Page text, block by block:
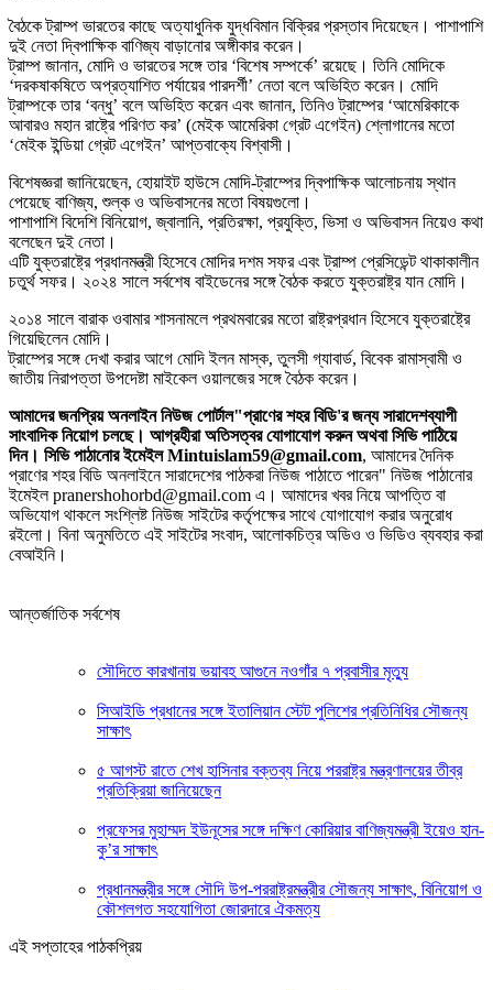
বৈঠকে ট্রাম্প ভারতের কাছে অত্যাধুনিক যুদ্ধবিমান বিক্রির প্রস্তাব দিয়েছেন। পাশাপাশি
দুই নেতা দ্বিপাক্ষিক বাণিজ্য বাড়ানোর অঙ্গীকার করেন।
ট্রাম্প জানান, মোদি ও ভারতের সঙ্গে তার ‘বিশেষ সম্পর্কে’ রয়েছে। তিনি মোদিকে
‘দরকষাকষিতে অপ্রত্যাশিত পর্যায়ের পারদর্শী’ নেতা বলে অভিহিত করেন। মোদি
ট্রাম্পকে তার ‘বন্ধু’ বলে অভিহিত করেন এবং জানান, তিনিও ট্রাম্পের ‘আমেরিকাকে
আবারও মহান রাষ্ট্রে পরিণত কর’ (মেইক আমেরিকা গ্রেট এগেইন) শ্লোগানের মতো
‘মেইক ইন্ডিয়া গ্রেট এগেইন’ আপ্তবাক্যে বিশ্বাসী।
বিশেষজ্ঞরা জানিয়েছেন, হোয়াইট হাউসে মোদি-ট্রাম্পের দ্বিপাক্ষিক আলোচনায় স্থান
পেয়েছে বাণিজ্য, শুল্ক ও অভিবাসনের মতো বিষয়গুলো।
পাশাপাশি বিদেশি বিনিয়োগ, জ্বালানি, প্রতিরক্ষা, প্রযুক্তি, ভিসা ও অভিবাসন নিয়েও কথা
বলেছেন দুই নেতা।
এটি যুক্তরাষ্ট্রে প্রধানমন্ত্রী হিসেবে মোদির দশম সফর এবং ট্রাম্প প্রেসিডেন্ট থাকাকালীন
চতুর্থ সফর। ২০২৪ সালে সর্বশেষ বাইডেনের সঙ্গে বৈঠক করতে যুক্তরাষ্ট্র যান মোদি।
২০১৪ সালে বারাক ওবামার শাসনামলে প্রথমবারের মতো রাষ্ট্রপ্রধান হিসেবে যুক্তরাষ্ট্রে
গিয়েছিলেন মোদি।
ট্রাম্পের সঙ্গে দেখা করার আগে মোদি ইলন মাস্ক, তুলসী গ্যাবার্ড, বিবেক রামাস্বামী ও
জাতীয় নিরাপত্তা উপদেষ্টা মাইকেল ওয়ালজের সঙ্গে বৈঠক করেন।
আমাদের জনপ্রিয় অনলাইন নিউজ পোর্টাল"প্রাণের শহর বিডি'র জন্য সারাদেশব্যাপী
সাংবাদিক নিয়োগ চলছে। আগ্রহীরা অতিসত্বর যোগাযোগ করুন অথবা সিভি পাঠিয়ে
দিন। সিভি পাঠানোর ইমেইল Mintuislam59@gmail.com, আমাদের দৈনিক
প্রাণের শহর বিডি অনলাইনে সারাদেশের পাঠকরা নিউজ পাঠাতে পারেন" নিউজ পাঠানোর
ইমেইল pranershohorbd@gmail.com এ। আমাদের খবর নিয়ে আপত্তি বা
অভিযোগ থাকলে সংশ্লিষ্ট নিউজ সাইটের কর্তৃপক্ষের সাথে যোগাযোগ করার অনুরোধ
রইলো। বিনা অনুমতিতে এই সাইটের সংবাদ, আলোকচিত্র অডিও ও ভিডিও ব্যবহার করা
বেআইনি।
আন্তর্জাতিক সর্বশেষ
সৌদিতে কারখানায় ভয়াবহ আগুনে নওগাঁর ৭ প্রবাসীর মৃত্যু
সিআইডি প্রধানের সঙ্গে ইতালিয়ান স্টেট পুলিশের প্রতিনিধির সৌজন্য
সাক্ষাৎ
৫ আগস্ট রাতে শেখ হাসিনার বক্তব্য নিয়ে পররাষ্ট্র মন্ত্রণালয়ের তীব্র
প্রতিক্রিয়া জানিয়েছেন
প্রফেসর মুহাম্মদ ইউনূসের সঙ্গে দক্ষিণ কোরিয়ার বাণিজ্যমন্ত্রী ইয়েও হান-
কু’র সাক্ষাৎ
প্রধানমন্ত্রীর সঙ্গে সৌদি উপ-পররাষ্ট্রমন্ত্রীর সৌজন্য সাক্ষাৎ, বিনিয়োগ ও
কৌশলগত সহযোগিতা জোরদারে ঐকমত্য
এই সপ্তাহের পাঠকপ্রিয়